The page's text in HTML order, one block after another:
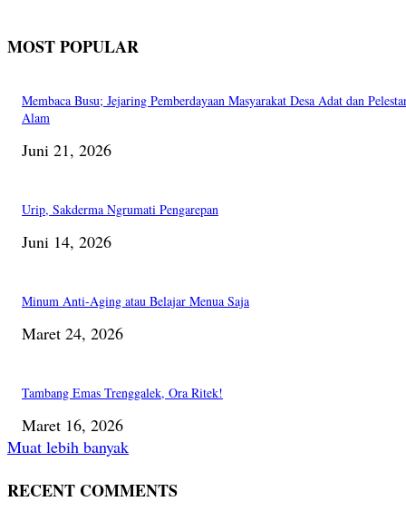
MOST POPULAR
Membaca Busu; Jejaring Pemberdayaan Masyarakat Desa Adat dan
Alam
Juni 21, 2026
Urip, Sakderma Ngrumati Pengarepan
Juni 14, 2026
Minum Anti-Aging atau Belajar Menua Saja
Maret 24, 2026
Tambang Emas Trenggalek, Ora Ritek!
Maret 16, 2026
Muat lebih banyak
RECENT COMMENTS